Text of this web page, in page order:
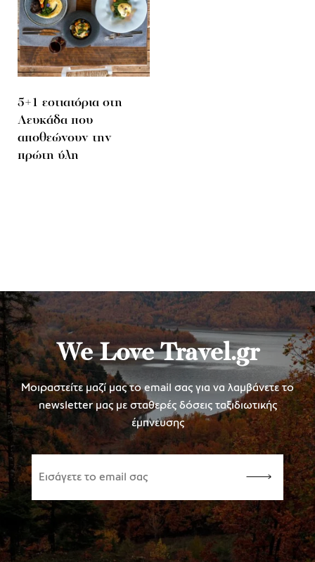
5+1 εστιατόρια στη
Λευκάδα που
αποθεώνουν την
πρώτη ύλη
We Love Travel.gr
Μοιραστείτε μαζί μας το email σας για να λαμβάνετε το
newsletter μας με σταθερές δόσεις ταξιδιωτικής
έμπνευσης